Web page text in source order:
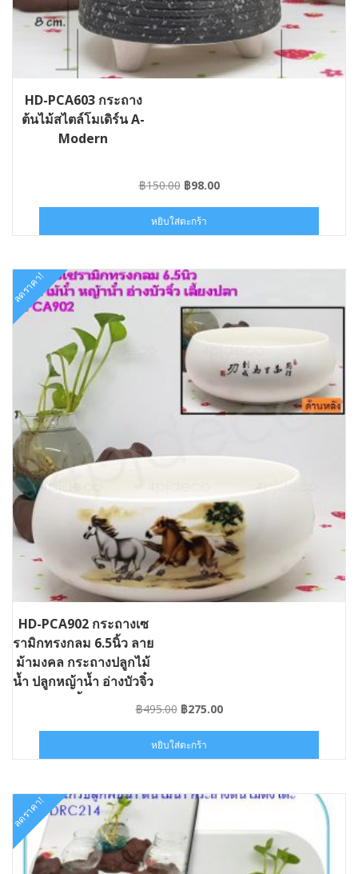
HD-PCA603 กระถาง
ต้นไม้สไตล์โมเดิร์น A-
Modern
฿150.00 Original
was:
฿150.00.
฿98.00Current
฿98.00.
หยิบใส่ตะกร้า
ลดราคา!
HD-PCA902 กระถางเซ
รามิกทรงกลม 6.5นิ้ว ลาย
ม้ามงคล กระถางปลูกไม้
น้ำ ปลูกหญ้าน้ำ อ่างบัวจิ๋ว
฿495.00 Original
was:
฿495.00.
฿275.00Current
฿275.00.
หยิบใส่ตะกร้า
ลดราคา!